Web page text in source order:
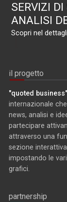
SERVIZI DI
ANALISI
Scopri nel
il progetto
"quoted business"
internazionale
news, analisi e
partecipare
attraverso una
sezione
impostando le
grafici.
partnership